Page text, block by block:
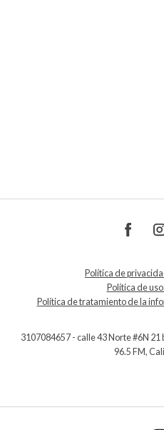
Política de
Política de
Política de tratamiento de la
3107084657 - calle 43 Norte #6N 21
96.5 FM,